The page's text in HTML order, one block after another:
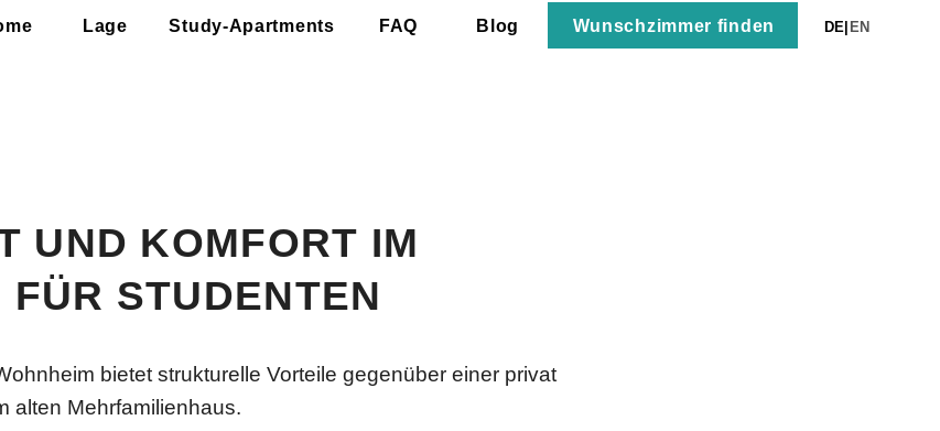
Lage Study-Apartments FAQ Blog Wunschzimmer finden DE EN
CAMPO NOVO MAINZ
UND KOMFORT IM
FÜR STUDENTEN
bietet strukturelle Vorteile gegenüber einer privat
alten Mehrfamilienhaus.